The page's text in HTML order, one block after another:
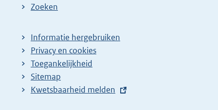
Zoeken
Informatie hergebruiken
Privacy en cookies
Toegankelijkheid
Sitemap
E
Kwetsbaarheid melden